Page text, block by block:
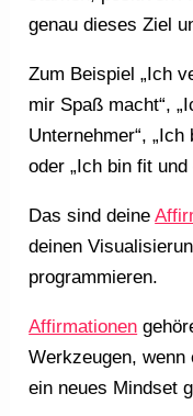
genau dieses Ziel
Zum Beispiel „Ich
mir Spaß macht“,
Unternehmer“,
oder „Ich bin fit und
Das sind deine
deinen
programmieren.
Affirmationen
Werkzeugen,
ein neues Mindset